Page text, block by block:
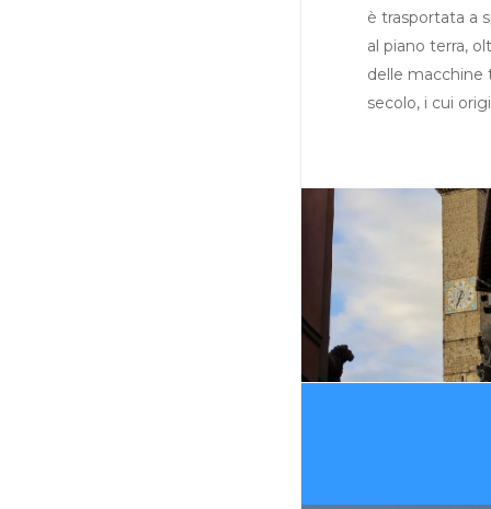
è trasportata a
al piano terra,
delle macchine
secolo, i cui